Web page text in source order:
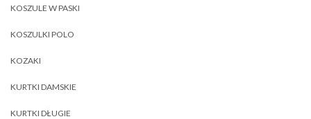
KOSZULE W PASKI
KOSZULKI POLO
KOZAKI
KURTKI DAMSKIE
KURTKI DŁUGIE